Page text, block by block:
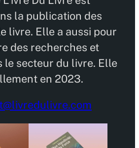
la publication des
livre. Elle a aussi pour
des recherches et
le secteur du livre. Elle
en 2023.